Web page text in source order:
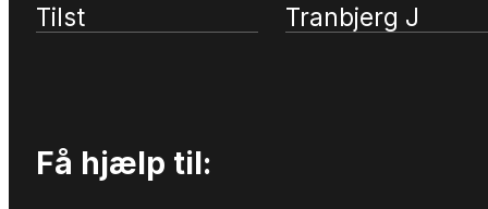
Tilst
Tranbjerg J
Få hjælp til: